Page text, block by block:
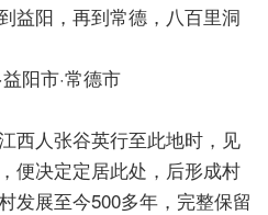
益阳，再到常德，八百里洞
阳市·常德市
人张谷英行至此地时，见
便决定定居此处，后形成村
发展至今500多年，完整保留